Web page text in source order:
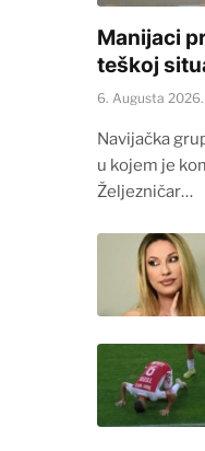
Manijaci
teškoj
6. Augusta 2026.
Navijačka
u kojem je
Željezničar…